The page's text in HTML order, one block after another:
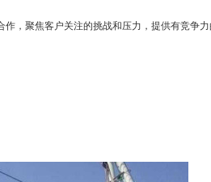
聚焦客户关注的挑战和压力，提供有竞争力